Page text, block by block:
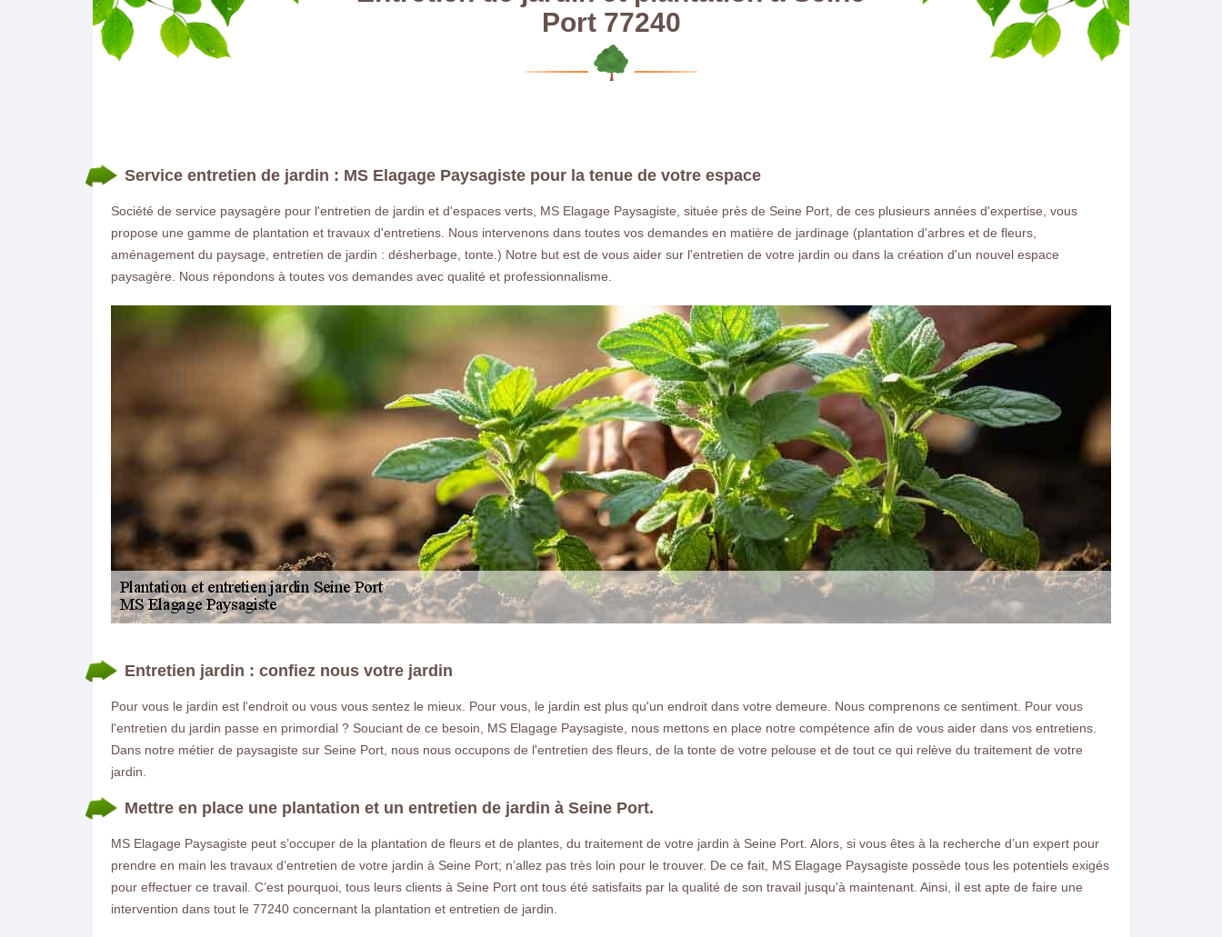
DEMANDE DE DEVIS GRATUIT
LA RÉFÉRENCE EN ELAGAGE
Notre entreprise paysagiste pour l'entretien de jardin et la
Port 77240
Service entretien de jardin : MS Elagage Paysagiste pour la tenue de votre espace
Société de service paysagère pour l'entretien de jardin et d'espaces verts, MS Elagage Paysagiste, située près de Seine Port, de ces plusieurs années d'expertise, vous
propose une gamme de plantation et travaux d'entretiens. Nous intervenons dans toutes vos demandes en matière de jardinage (plantation d'arbres et de fleurs,
aménagement du paysage, entretien de jardin : désherbage, tonte.) Notre but est de vous aider sur l'entretien de votre jardin ou dans la création d'un nouvel espace
paysagère. Nous répondons à toutes vos demandes avec qualité et professionnalisme.
Entretien jardin : confiez nous votre jardin
Pour vous le jardin est l'endroit ou vous vous sentez le mieux. Pour vous, le jardin est plus qu'un endroit dans votre demeure. Nous comprenons ce sentiment. Pour vous
l'entretien du jardin passe en primordial ? Souciant de ce besoin, MS Elagage Paysagiste, nous mettons en place notre compétence afin de vous aider dans vos entretiens.
Dans notre métier de paysagiste sur Seine Port, nous nous occupons de l'entretien des fleurs, de la tonte de votre pelouse et de tout ce qui relève du traitement de votre
jardin.
Mettre en place une plantation et un entretien de jardin à Seine Port.
MS Elagage Paysagiste peut s’occuper de la plantation de fleurs et de plantes, du traitement de votre jardin à Seine Port. Alors, si vous êtes à la recherche d’un expert pour
prendre en main les travaux d’entretien de votre jardin à Seine Port; n’allez pas très loin pour le trouver. De ce fait, MS Elagage Paysagiste possède tous les potentiels exigés
pour effectuer ce travail. C’est pourquoi, tous leurs clients à Seine Port ont tous été satisfaits par la qualité de son travail jusqu'à maintenant. Ainsi, il est apte de faire une
intervention dans tout le 77240 concernant la plantation et entretien de jardin.